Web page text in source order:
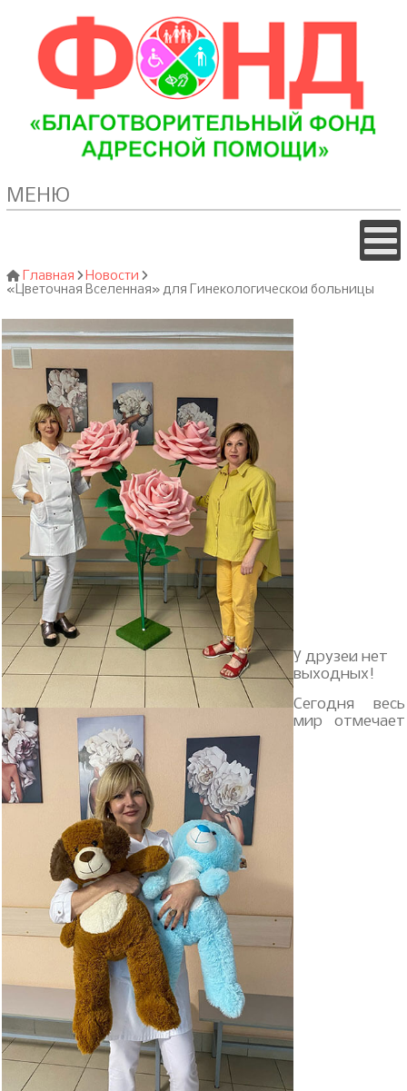
МЕНЮ
Главная
Новости
«Цветочная Вселенная» для Гинекологической больницы
У друзей нет
выходных!
Сегодня весь
мир отмечает